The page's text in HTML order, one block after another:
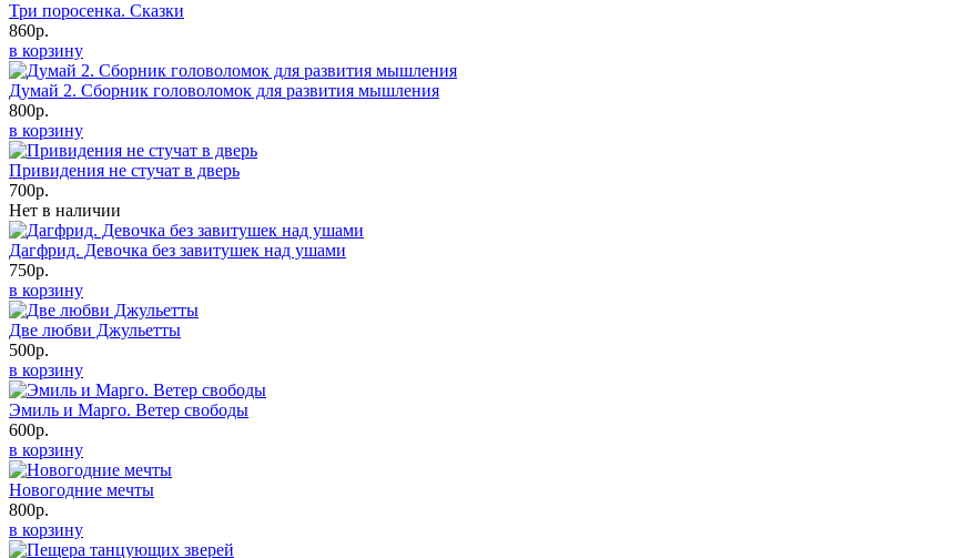
Три поросенка. Сказки
860р.
в корзину
Думай 2. Сборник головоломок для развития мышления
800р.
в корзину
Привидения не стучат в дверь
700р.
Нет в наличии
Дагфрид. Девочка без завитушек над ушами
750р.
в корзину
Две любви Джульетты
500р.
в корзину
Эмиль и Марго. Ветер свободы
600р.
в корзину
Новогодние мечты
800р.
в корзину